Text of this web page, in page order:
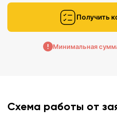
Получить
Минимальная
Схема работы от